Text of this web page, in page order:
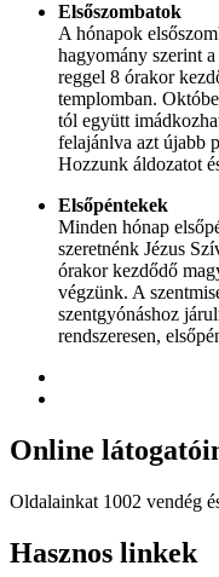
Elsőszombatok
A hónapok
hagyomány szerint
reggel 8 órakor
templomban.
tól együtt
felajánlva azt újabb
Hozzunk áldozatot
Elsőpéntekek
Minden hónap
szeretnénk Jézus
órakor kezdődő
végzünk. A
szentgyónáshoz
rendszeresen,
Online
Oldalainkat 1002 vendég
Hindi
Blue
Hasznos linkek